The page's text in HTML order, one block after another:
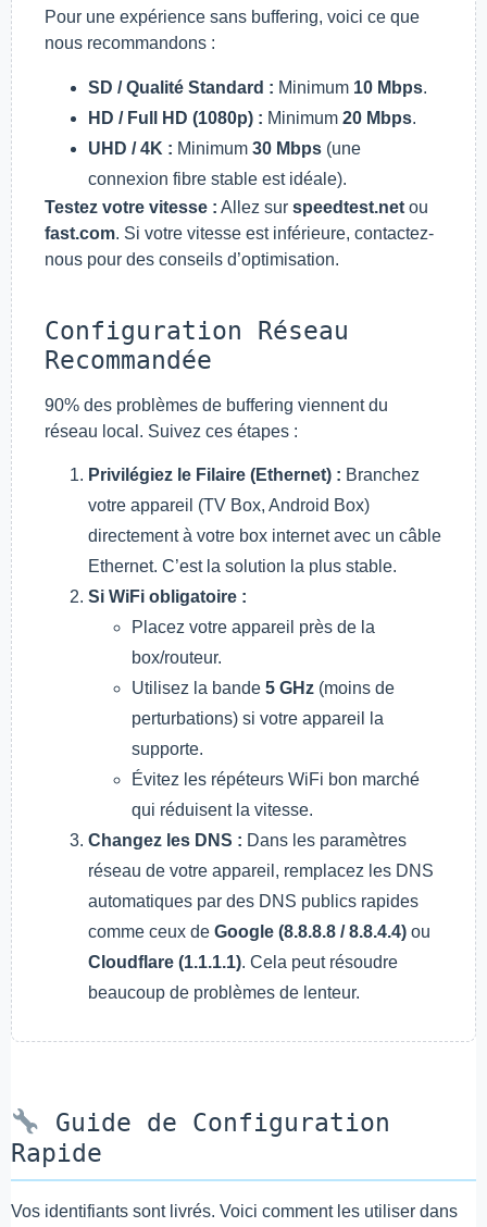
Pour une expérience sans buffering, voici ce que
nous recommandons :
SD / Qualité Standard : Minimum 10 Mbps.
HD / Full HD (1080p) : Minimum 20 Mbps.
UHD / 4K : Minimum 30 Mbps (une
connexion fibre stable est idéale).
Testez votre vitesse : Allez sur speedtest.net ou
fast.com. Si votre vitesse est inférieure, contactez-
nous pour des conseils d’optimisation.
Configuration Réseau
Recommandée
90% des problèmes de buffering viennent du
réseau local. Suivez ces étapes :
Privilégiez le Filaire (Ethernet) : Branchez
votre appareil (TV Box, Android Box)
directement à votre box internet avec un câble
Ethernet. C’est la solution la plus stable.
Si WiFi obligatoire :
Placez votre appareil près de la
box/routeur.
Utilisez la bande 5 GHz (moins de
perturbations) si votre appareil la
supporte.
Évitez les répéteurs WiFi bon marché
qui réduisent la vitesse.
Changez les DNS : Dans les paramètres
réseau de votre appareil, remplacez les DNS
automatiques par des DNS publics rapides
comme ceux de Google (8.8.8.8 / 8.8.4.4) ou
Cloudflare (1.1.1.1). Cela peut résoudre
beaucoup de problèmes de lenteur.
Guide de Configuration
Rapide
Vos identifiants sont livrés. Voici comment les utiliser dans